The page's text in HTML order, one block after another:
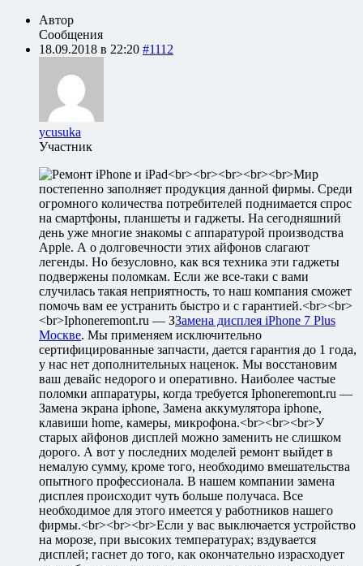
Автор
Сообщения
18.09.2018 в 22:20 #1112
ycusuka
Участник
<br><br><br><br><br>Мир
постепенно заполняет продукция данной фирмы. Среди
огромного количества потребителей поднимается спрос
на смартфоны, планшеты и гаджеты. На сегодняшний
день уже многие знакомы с аппаратурой производства
Apple. А о долговечности этих айфонов слагают
легенды. Но безусловно, как вся техника эти гаджеты
подвержены поломкам. Если же все-таки с вами
случилась такая неприятность, то наш компания сможет
помочь вам ее устранить быстро и с гарантией.<br><br>
<br>Iphoneremont.ru — ЗЗамена дисплея iPhone 7 Plus
Москве. Мы применяем исключительно
сертифицированные запчасти, дается гарантия до 1 года,
у нас нет дополнительных наценок. Мы восстановим
ваш девайс недорого и оперативно. Наиболее частые
поломки аппаратуры, когда требуется Iphoneremont.ru —
Замена экрана iphone, Замена аккумулятора iphone,
клавиши home, камеры, микрофона.<br><br><br>У
старых айфонов дисплей можно заменить не слишком
дорого. А вот у последних моделей ремонт выйдет в
немалую сумму, кроме того, необходимо вмешательства
опытного профессионала. В нашем компании замена
дисплея происходит чуть больше получаса. Все
необходимое для этого имеется у работников нашего
фирмы.<br><br><br>Если у вас выключается устройство
на морозе, при высоких температурах; вздувается
дисплей; гаснет до того, как окончательно израсходует